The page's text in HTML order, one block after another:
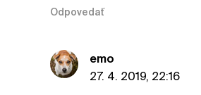
Odpovedať
emo
27. 4. 2019, 22:16